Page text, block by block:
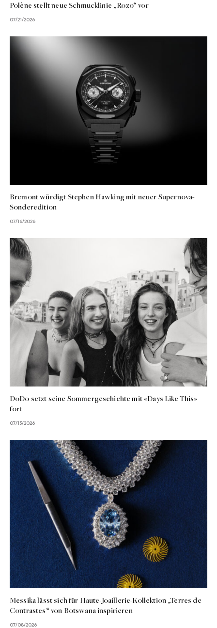
Polène stellt neue Schmucklinie „Rozo“ vor
07/21/2026
Bremont würdigt Stephen Hawking mit neuer Supernova-
Sonderedition
07/16/2026
DoDo setzt seine Sommergeschichte mit «Days Like This»
fort
07/13/2026
Messika lässt sich für Haute-Joaillerie-Kollektion „Terres de
Contrastes“ von Botswana inspirieren
07/08/2026